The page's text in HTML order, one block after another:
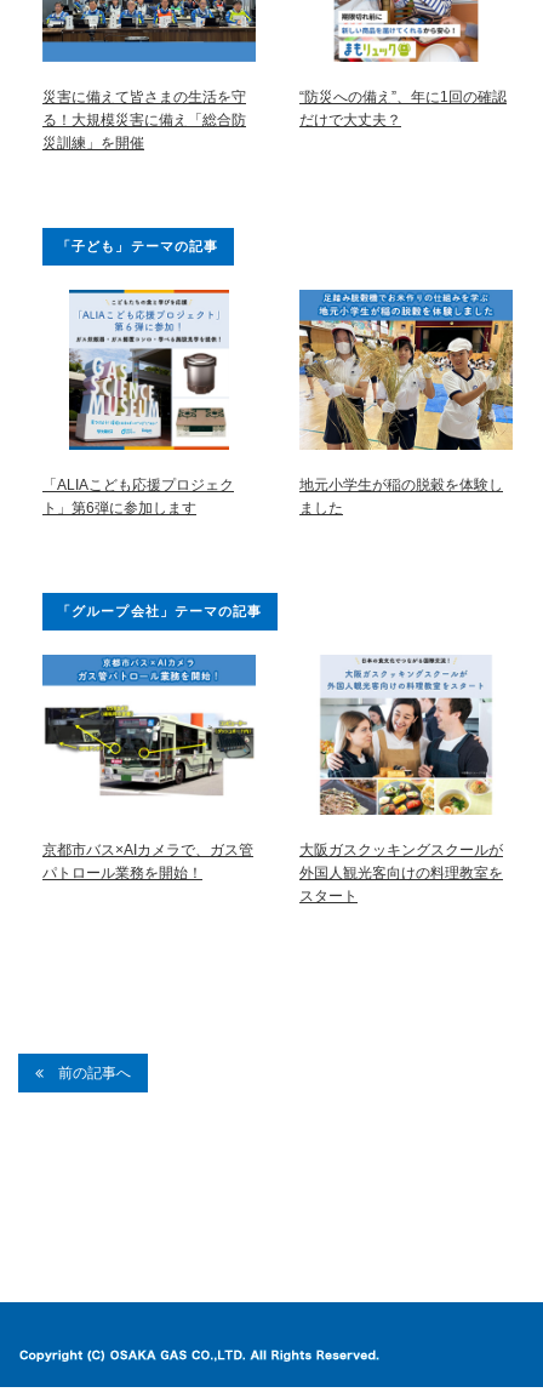
災害に備えて皆さまの生活を守
る！大規模災害に備え「総合防
災訓練」を開催
“防災への備え”、年に1回の確認
だけで大丈夫？
「子ども」テーマの記事
「ALIAこども応援プロジェク
ト」第6弾に参加します
地元小学生が稲の脱穀を体験し
ました
「グループ会社」テーマの記事
京都市バス×AIカメラで、ガス管
パトロール業務を開始！
大阪ガスクッキングスクールが
外国人観光客向けの料理教室を
スタート
前の記事へ